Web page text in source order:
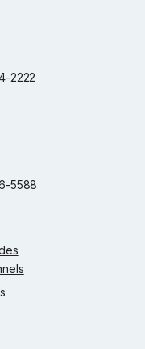
2222
5588